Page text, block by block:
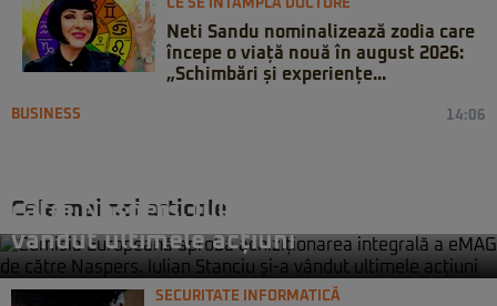
CE SE ÎNTÂMPLĂ DOCTORE
Neti Sandu nominalizează zodia care
începe o viață nouă în august 2026:
„Schimbări și experiențe...
Cele mai noi articole
BUSINESS 14:06
către Naspers. Iulian Stanciu și-a
vândut ultimele acțiuni
SECURITATE INFORMATICĂ